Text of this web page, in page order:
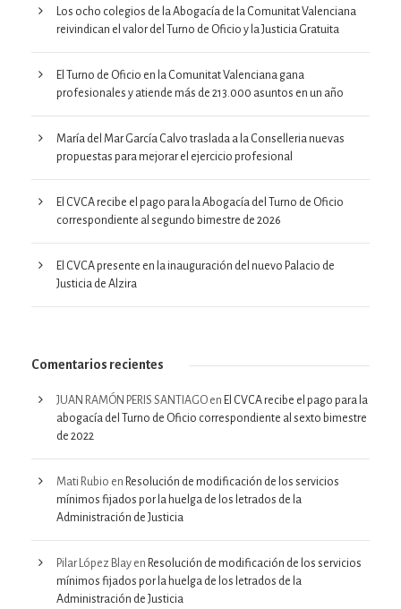
Los ocho colegios de la Abogacía de la Comunitat Valenciana
reivindican el valor del Turno de Oficio y la Justicia Gratuita
El Turno de Oficio en la Comunitat Valenciana gana
profesionales y atiende más de 213.000 asuntos en un año
María del Mar García Calvo traslada a la Conselleria nuevas
propuestas para mejorar el ejercicio profesional
El CVCA recibe el pago para la Abogacía del Turno de Oficio
correspondiente al segundo bimestre de 2026
El CVCA presente en la inauguración del nuevo Palacio de
Justicia de Alzira
Comentarios recientes
JUAN RAMÓN PERIS SANTIAGO en El CVCA recibe el pago para la
abogacía del Turno de Oficio correspondiente al sexto bimestre
de 2022
Mati Rubio en Resolución de modificación de los servicios
mínimos fijados por la huelga de los letrados de la
Administración de Justicia
Pilar López Blay en Resolución de modificación de los servicios
mínimos fijados por la huelga de los letrados de la
Administración de Justicia